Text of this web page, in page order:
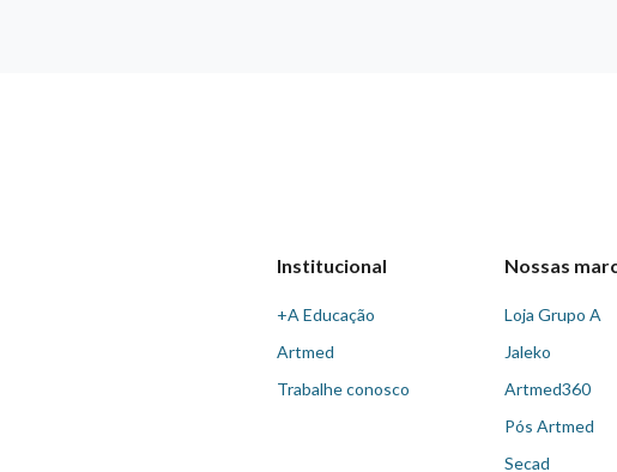
Institucional
+A Educação
Artmed
Trabalhe conosco
Nossas
Loja Grupo A
Jaleko
Artmed360
Pós Artmed
Secad